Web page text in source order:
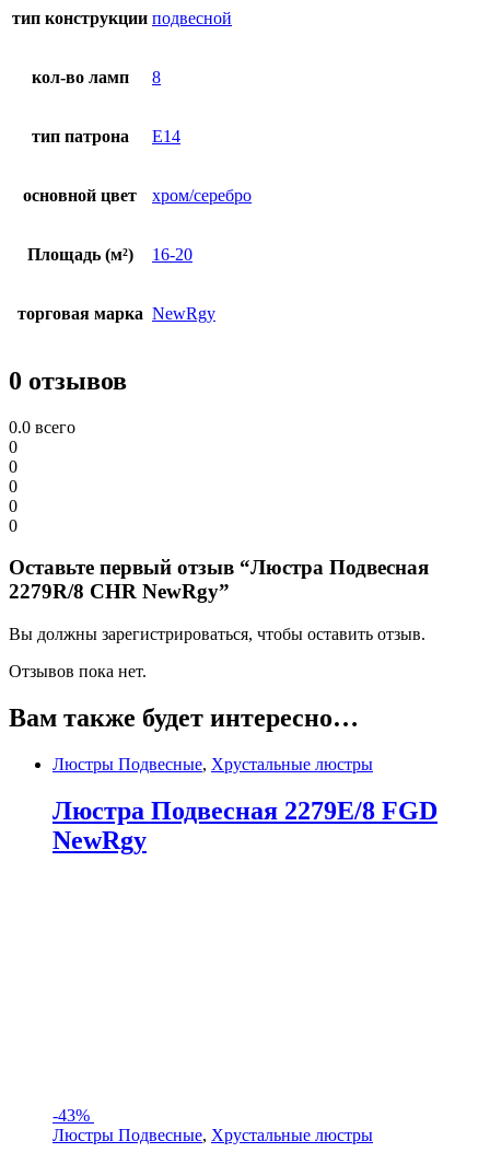
тип конструкции подвесной
кол-во ламп 8
тип патрона E14
основной цвет хром/серебро
Площадь (м²) 16-20
торговая марка NewRgy
0 отзывов
0.0 всего
0
0
0
0
0
Оставьте первый отзыв “Люстра Подвесная
2279R/8 CHR NewRgy”
Вы должны зарегистрироваться, чтобы оставить отзыв.
Отзывов пока нет.
Вам также будет интересно…
Люстры Подвесные, Хрустальные люстры
Люстра Подвесная 2279E/8 FGD
NewRgy
-43%
Люстры Подвесные, Хрустальные люстры